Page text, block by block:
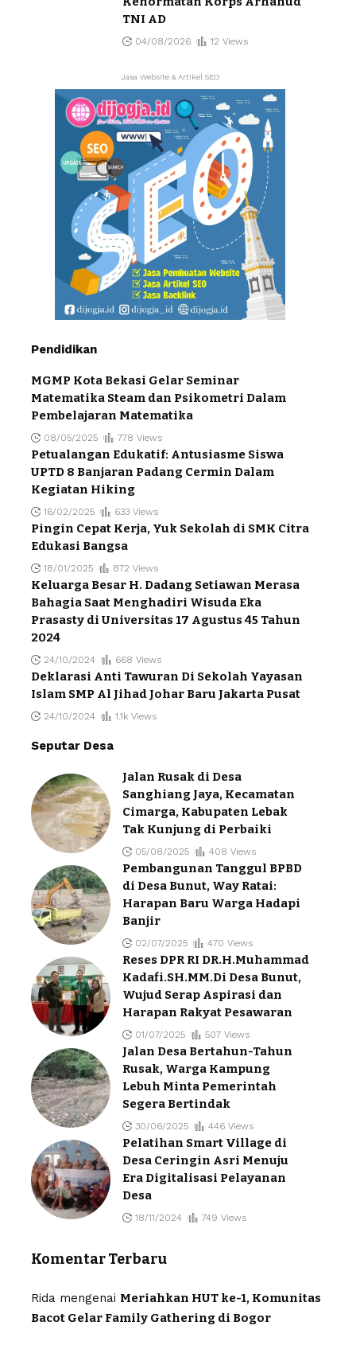
TNI AD
04/08/2026 12 Views
Jasa Website & Artikel SEO
Pendidikan
MGMP Kota Bekasi Gelar Seminar
Matematika Steam dan Psikometri Dalam
Pembelajaran Matematika
08/05/2025 778 Views
Petualangan Edukatif: Antusiasme Siswa
UPTD 8 Banjaran Padang Cermin Dalam
Kegiatan Hiking
16/02/2025 633 Views
Pingin Cepat Kerja, Yuk Sekolah di SMK Citra
Edukasi Bangsa
18/01/2025 872 Views
Keluarga Besar H. Dadang Setiawan Merasa
Bahagia Saat Menghadiri Wisuda Eka
Prasasty di Universitas 17 Agustus 45 Tahun
2024
24/10/2024 668 Views
Deklarasi Anti Tawuran Di Sekolah Yayasan
Islam SMP Al Jihad Johar Baru Jakarta Pusat
24/10/2024 1.1k Views
Seputar Desa
Jalan Rusak di Desa
Sanghiang Jaya, Kecamatan
Cimarga, Kabupaten Lebak
Tak Kunjung di Perbaiki
05/08/2025 408 Views
Pembangunan Tanggul BPBD
di Desa Bunut, Way Ratai:
Harapan Baru Warga Hadapi
Banjir
02/07/2025 470 Views
Reses DPR RI DR.H.Muhammad
Kadafi.SH.MM.Di Desa Bunut,
Wujud Serap Aspirasi dan
Harapan Rakyat Pesawaran
01/07/2025 507 Views
Jalan Desa Bertahun-Tahun
Rusak, Warga Kampung
Lebuh Minta Pemerintah
Segera Bertindak
30/06/2025 446 Views
Pelatihan Smart Village di
Desa Ceringin Asri Menuju
Era Digitalisasi Pelayanan
Desa
18/11/2024 749 Views
Komentar Terbaru
Rida mengenai Meriahkan HUT ke-1, Komunitas
Bacot Gelar Family Gathering di Bogor